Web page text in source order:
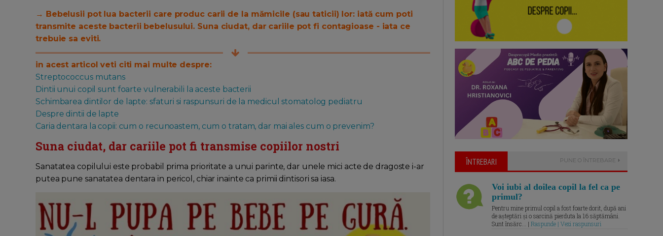
→ Bebelusii pot lua bacterii care produc carii de la mămicile (sau taticii) lor: iată cum poti
transmite aceste bacterii bebelusului. Suna ciudat, dar cariile pot fi contagioase - iata ce
trebuie sa eviti.
in acest articol veti citi mai multe despre:
Streptococcus mutans
Dintii unui copil sunt foarte vulnerabili la aceste bacterii
Schimbarea dintilor de lapte: sfaturi si raspunsuri de la medicul stomatolog pediatru
Despre dintii de lapte
Caria dentara la copii: cum o recunoastem, cum o tratam, dar mai ales cum o prevenim?
Suna ciudat, dar cariile pot fi transmise copiilor nostri
Sanatatea copilului este probabil prima prioritate a unui parinte, dar unele mici acte de dragoste i-ar
putea pune sanatatea dentara in pericol, chiar inainte ca primii dintisori sa iasa.
ÎNTREBARI PUNE O ÎNTREBARE
Voi iubi al doilea copil la fel ca pe
primul?
Pentru mine primul copil a fost foarte dorit, după ani
de așteptări și o sarcină pierduta la 16 săptămâni.
Sunt însărc... | Raspunde | Vezi raspunsuri